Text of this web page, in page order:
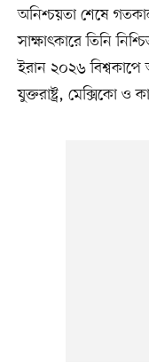
অনিশ্চয়তা শেষে
সাক্ষাৎকারে তিনি
ইরান ২০২৬
যুক্তরাষ্ট্র, মেক্সিকো ও